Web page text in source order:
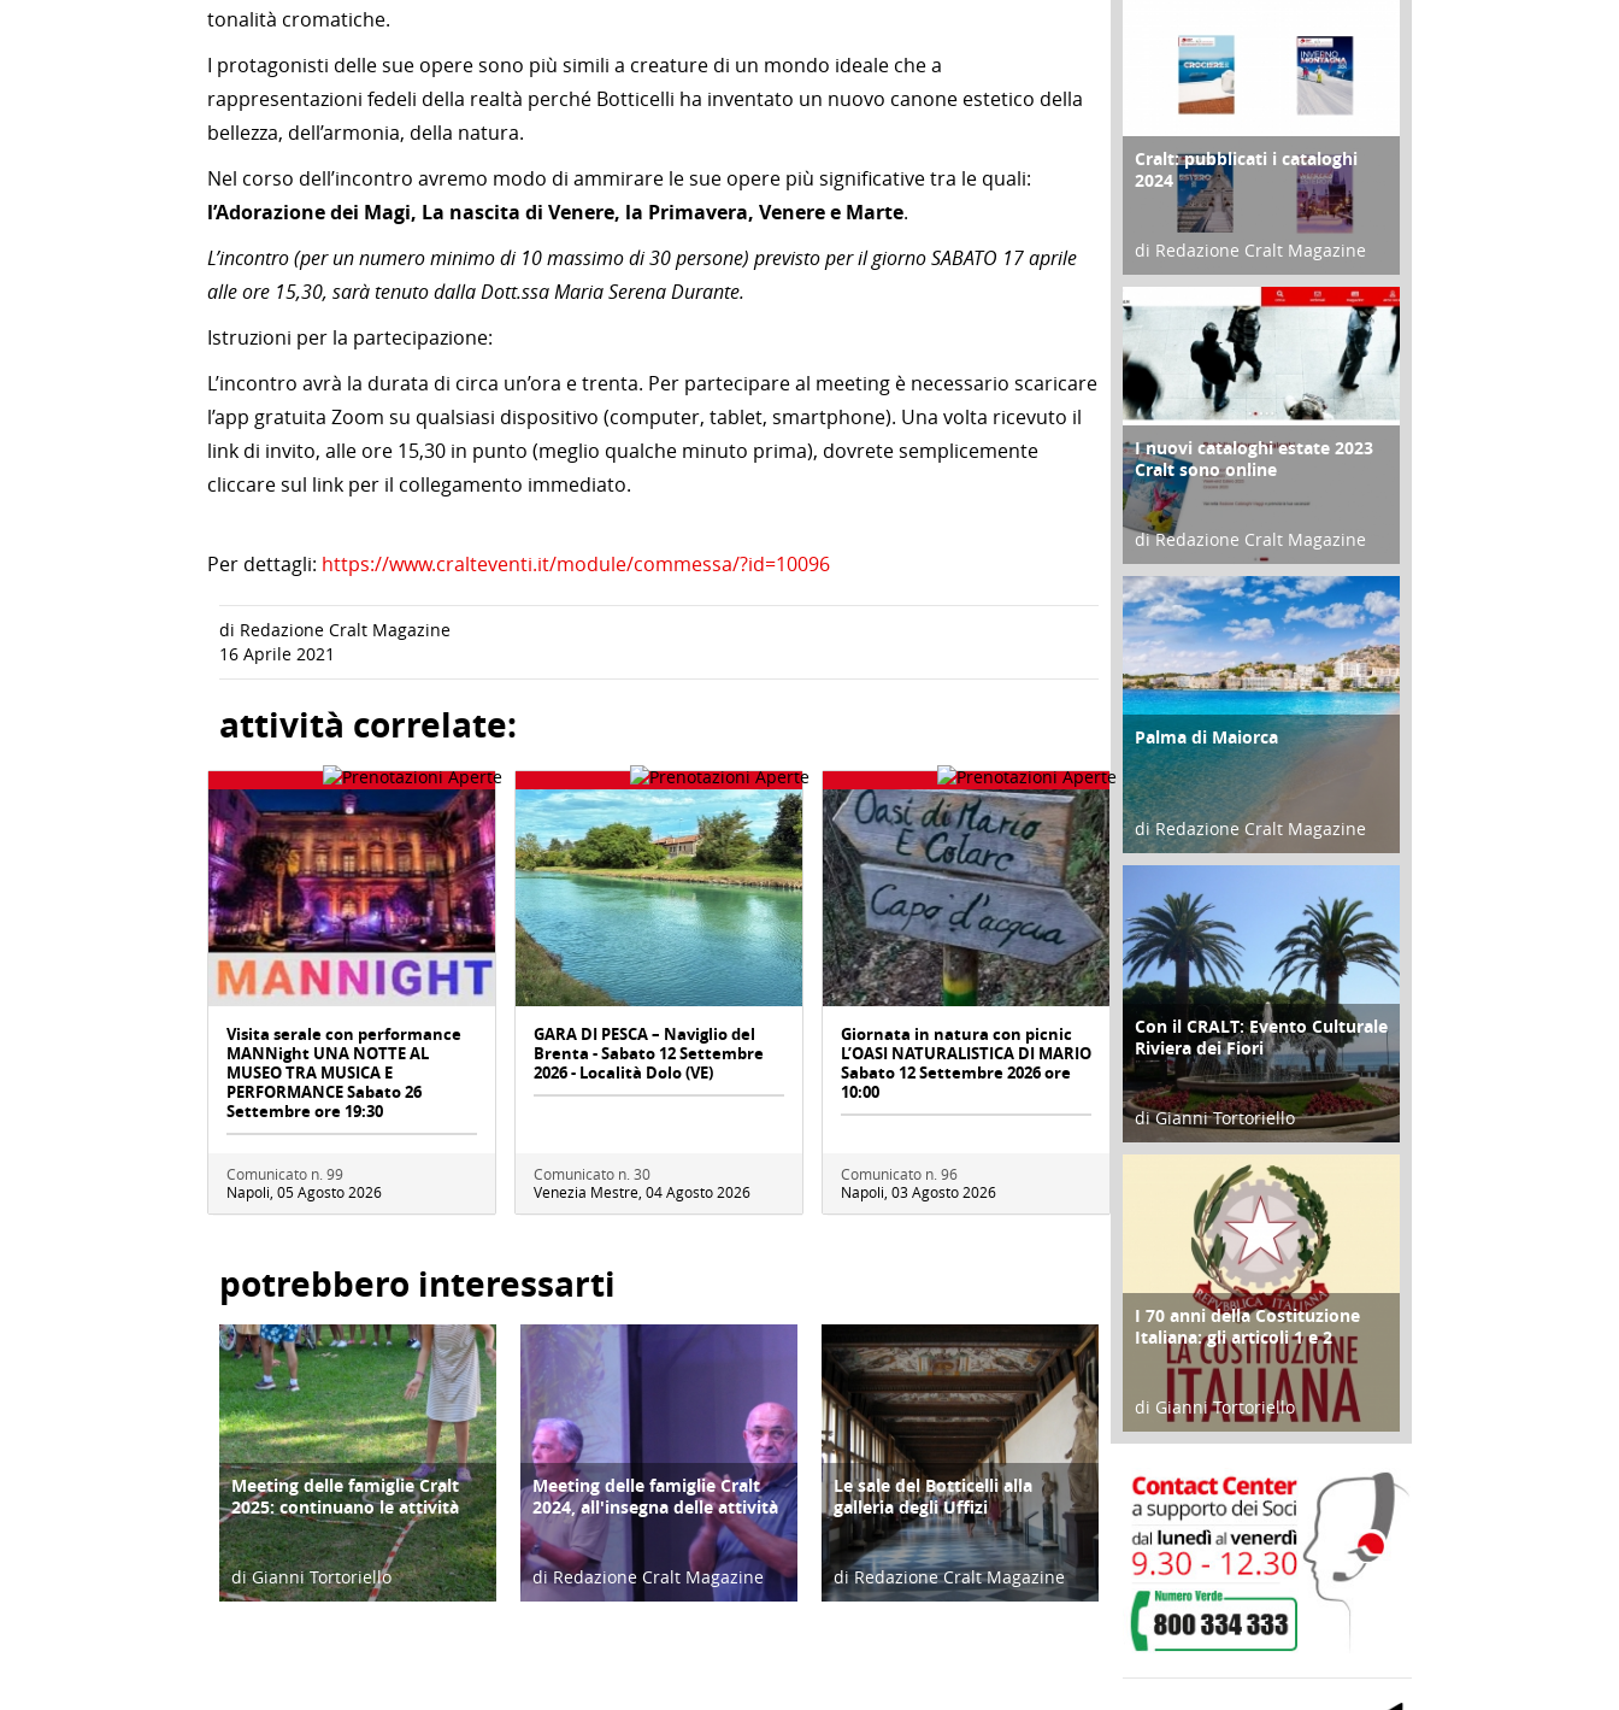
tonalità cromatiche.
I protagonisti delle sue opere sono più simili a creature di un mondo ideale che a
rappresentazioni fedeli della realtà perché Botticelli ha inventato un nuovo canone estetico della
bellezza, dell’armonia, della natura.
Nel corso dell’incontro avremo modo di ammirare le sue opere più significative tra le quali:
l’Adorazione dei Magi, La nascita di Venere, la Primavera, Venere e Marte.
L’incontro (per un numero minimo di 10 massimo di 30 persone) previsto per il giorno SABATO 17 aprile
alle ore 15,30, sarà tenuto dalla Dott.ssa Maria Serena Durante.
Istruzioni per la partecipazione:
L’incontro avrà la durata di circa un’ora e trenta. Per partecipare al meeting è necessario scaricare
l’app gratuita Zoom su qualsiasi dispositivo (computer, tablet, smartphone). Una volta ricevuto il
link di invito, alle ore 15,30 in punto (meglio qualche minuto prima), dovrete semplicemente
cliccare sul link per il collegamento immediato.
Per dettagli: https://www.cralteventi.it/module/commessa/?id=10096
di Redazione Cralt Magazine
16 Aprile 2021
attività correlate:
Visita serale con performance
MANNight UNA NOTTE AL
MUSEO TRA MUSICA E
PERFORMANCE Sabato 26
Settembre ore 19:30
Comunicato n. 99
Napoli, 05 Agosto 2026
GARA DI PESCA – Naviglio del
Brenta - Sabato 12 Settembre
2026 - Località Dolo (VE)
Comunicato n. 30
Venezia Mestre, 04 Agosto 2026
Giornata in natura con picnic
L’OASI NATURALISTICA DI MARIO
Sabato 12 Settembre 2026 ore
10:00
Comunicato n. 96
Napoli, 03 Agosto 2026
potrebbero interessarti
COPERTINA
Meeting delle famiglie Cralt
2025: continuano le attività
di Gianni Tortoriello
COPERTINA
Meeting delle famiglie Cralt
2024, all'insegna delle attività
di Redazione Cralt Magazine
ATTIVITÀ
Le sale del Botticelli alla
galleria degli Uffizi
di Redazione Cralt Magazine
COPERTINA
Cralt: pubblicati i cataloghi
2024
di Redazione Cralt Magazine
21 Novembre 2023
CONTRO COPERTINA
I nuovi cataloghi estate 2023
Cralt sono online
di Redazione Cralt Magazine
07 Marzo 2023
ATTIVITÀ
Palma di Maiorca
di Redazione Cralt Magazine
25 Giugno 2016
ATTIVITÀ
Con il CRALT: Evento Culturale
Riviera dei Fiori
di Gianni Tortoriello
16 Febbraio 2018
FOCUS
I 70 anni della Costituzione
Italiana: gli articoli 1 e 2
di Gianni Tortoriello
17 Marzo 2018